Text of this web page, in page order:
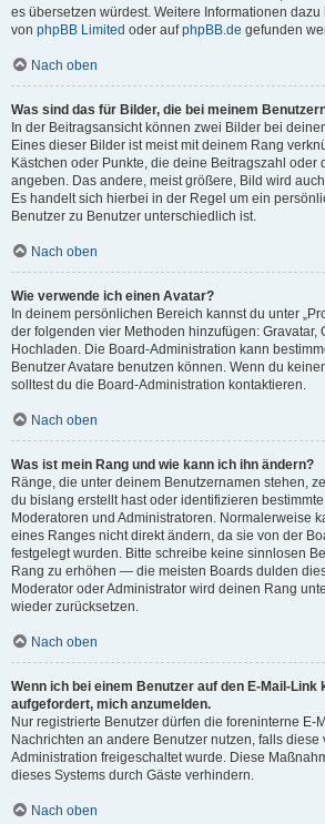
es übersetzen würdest. Weitere Informationen
von phpBB Limited oder aufphpBB.de gefunden
Nach oben
Was sind das für Bilder, die bei meinem
In der Beitragsansicht können zwei Bilder bei
Eines dieser Bilder ist meist mit deinem Rang
Kästchen oder Punkte, die deine Beitragszahl oder
angeben. Das andere, meist größere, Bild wird
Es handelt sich hierbei in der Regel um ein
Benutzer zu Benutzer unterschiedlich ist.
Nach oben
Wie verwende ich einen Avatar?
In deinem persönlichen Bereich kannst du unter
der folgenden vier Methoden hinzufügen: Gravatar,
Hochladen. Die Board-Administration kann
Benutzer Avatare benutzen können. Wenn du
solltest du die Board-Administration kontaktieren.
Nach oben
Was ist mein Rang und wie kann ich ihn ändern?
Ränge, die unter deinem Benutzernamen stehen,
du bislang erstellt hast oder identifizieren
Moderatoren und Administratoren. Normalerweise
eines Ranges nicht direkt ändern, da sie von der
festgelegt wurden. Bitte schreibe keine sinnlosen
Rang zu erhöhen — die meisten Boards dulden
Moderator oder Administrator wird deinen Rang
wieder zurücksetzen.
Nach oben
Wenn ich bei einem Benutzer auf den E-Mail-Link
aufgefordert, mich anzumelden.
Nur registrierte Benutzer dürfen die foreninterne E-
Nachrichten an andere Benutzer nutzen, falls diese
Administration freigeschaltet wurde. Diese
dieses Systems durch Gäste verhindern.
Nach oben